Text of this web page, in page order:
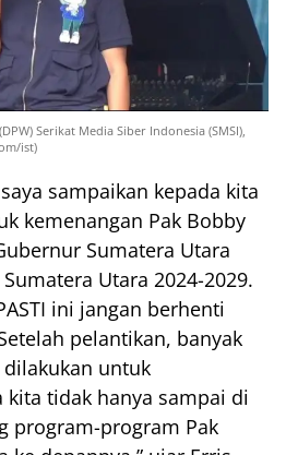
Serikat Media Siber Indonesia (SMSI),
ist)
sampaikan kepada kita
kemenangan Pak Bobby
Sumatera Utara
Utara 2024-2029.
ini jangan berhenti
pelantikan, banyak
untuk
tidak hanya sampai di
program-program Pak